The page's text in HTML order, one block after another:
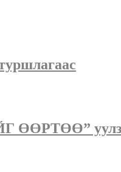
ӨӨРТӨӨ”